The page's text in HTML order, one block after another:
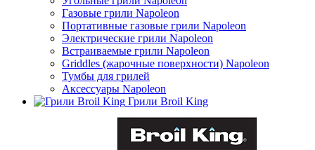
Газовые грили Napoleon
Портативные газовые грили Napoleon
Электрические грили Napoleon
Встраиваемые грили Napoleon
Griddles (жарочные поверхности) Napoleon
Тумбы для грилей
Аксессуары Napoleon
Грили Broil King